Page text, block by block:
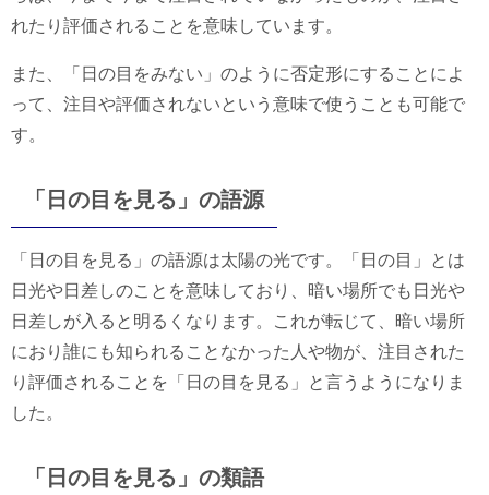
れたり評価されることを意味しています。
また、「日の目をみない」のように否定形にすることによ
って、注目や評価されないという意味で使うことも可能で
す。
「日の目を見る」の語源
「日の目を見る」の語源は太陽の光です。「日の目」とは
日光や日差しのことを意味しており、暗い場所でも日光や
日差しが入ると明るくなります。これが転じて、暗い場所
におり誰にも知られることなかった人や物が、注目された
り評価されることを「日の目を見る」と言うようになりま
した。
「日の目を見る」の類語